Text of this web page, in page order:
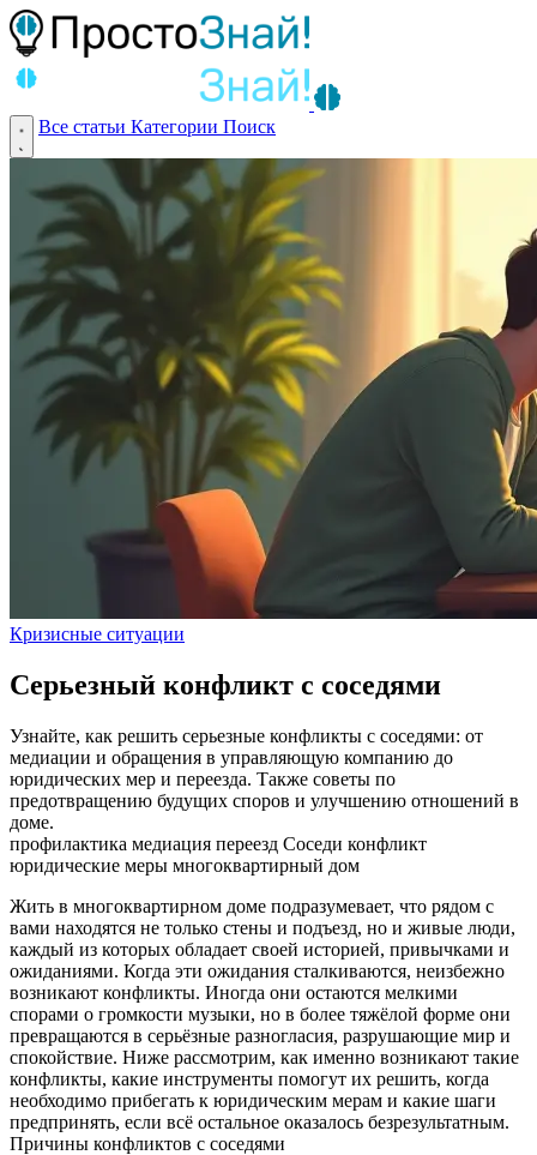
Все статьи Категории Поиск
Кризисные ситуации
Серьезный конфликт с соседями
Узнайте, как решить серьезные конфликты с соседями: от
медиации и обращения в управляющую компанию до
юридических мер и переезда. Также советы по
предотвращению будущих споров и улучшению отношений в
доме.
профилактика медиация переезд Соседи конфликт
юридические меры многоквартирный дом
Жить в многоквартирном доме подразумевает, что рядом с
вами находятся не только стены и подъезд, но и живые люди,
каждый из которых обладает своей историей, привычками и
ожиданиями. Когда эти ожидания сталкиваются, неизбежно
возникают конфликты. Иногда они остаются мелкими
спорами о громкости музыки, но в более тяжёлой форме они
превращаются в серьёзные разногласия, разрушающие мир и
спокойствие. Ниже рассмотрим, как именно возникают такие
конфликты, какие инструменты помогут их решить, когда
необходимо прибегать к юридическим мерам и какие шаги
предпринять, если всё остальное оказалось безрезультатным.
Причины конфликтов с соседями